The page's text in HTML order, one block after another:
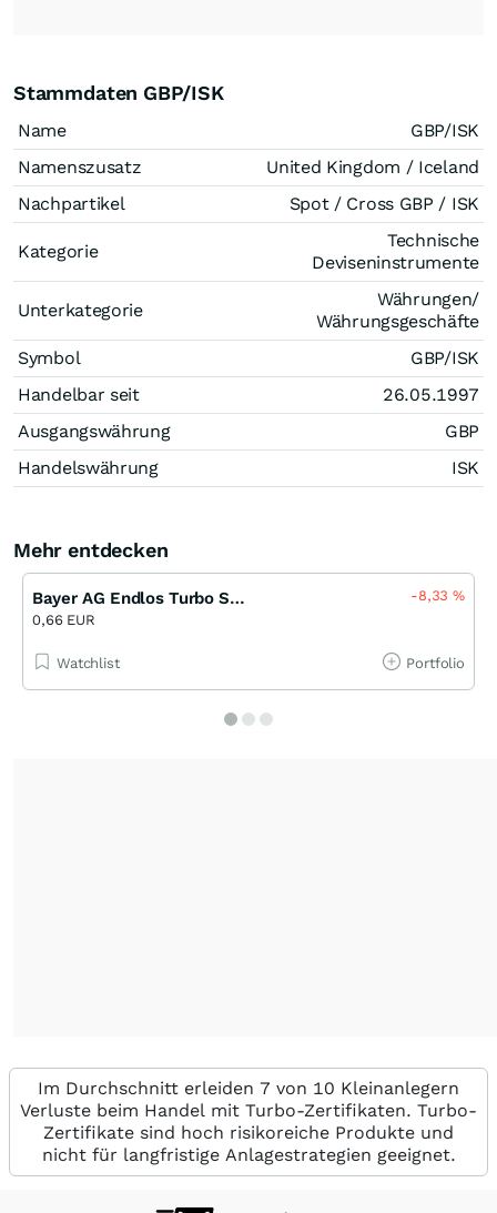
Stammdaten GBP/ISK
Name
GBP/ISK
Namenszusatz
United Kingdom / Iceland
Nachpartikel
Spot / Cross GBP / ISK
Kategorie
Technische
Deviseninstrumente
Unterkategorie
Währungen/
Währungsgeschäfte
Symbol
GBP/ISK
Handelbar seit
26.05.1997
Ausgangswährung
GBP
Handelswährung
ISK
Mehr entdecken
Bayer AG Endlos Turbo Short Open-End (VON)
0,66 EUR
-8,33%
Watchlist Portfolio
Im Durchschnitt erleiden 7 von 10 Kleinanlegern
Verluste beim Handel mit Turbo-Zertifikaten. Turbo-
Zertifikate sind hoch risikoreiche Produkte und
nicht für langfristige Anlagestrategien geeignet.